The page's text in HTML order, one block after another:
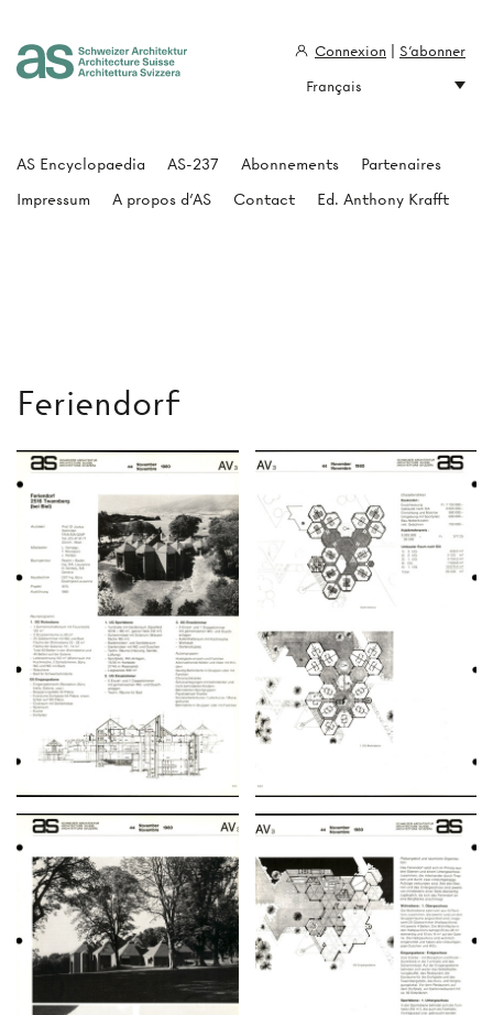
Feriendorf
AS Encyclopaedia AS-237 Abonnements
Partenaires
Impressum
A propos d'AS Contact Ed. Anthony Krafft
Connexion
S'abonner
Français